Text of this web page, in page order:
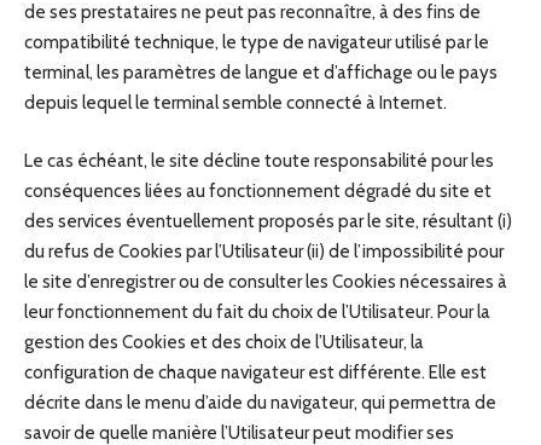
de ses prestataires ne peut pas reconnaître, à des fins de
compatibilité technique, le type de navigateur utilisé par le
terminal, les paramètres de langue et d’affichage ou le pays
depuis lequel le terminal semble connecté à Internet.
Le cas échéant, le site décline toute responsabilité pour les
conséquences liées au fonctionnement dégradé du site et
des services éventuellement proposés par le site, résultant (i)
du refus de Cookies par l’Utilisateur (ii) de l’impossibilité pour
le site d’enregistrer ou de consulter les Cookies nécessaires à
leur fonctionnement du fait du choix de l’Utilisateur. Pour la
gestion des Cookies et des choix de l’Utilisateur, la
configuration de chaque navigateur est différente. Elle est
décrite dans le menu d’aide du navigateur, qui permettra de
savoir de quelle manière l’Utilisateur peut modifier ses